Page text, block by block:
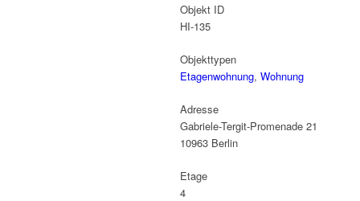
Objekt ID
HI-135
Objekttypen
Etagenwohnung, Wohnung
Adresse
Gabriele-Tergit-Promenade 21
10963 Berlin
Etage
4